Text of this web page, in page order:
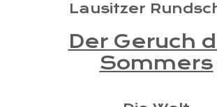
Lausitzer
Der Geruch
Sommers